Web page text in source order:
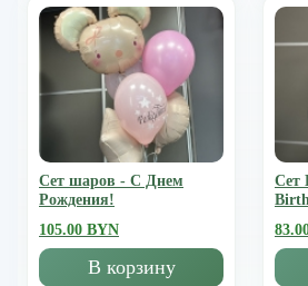
Сет шаров - С Днем
Рождения!
105.00 BYN
В корзину
Сет